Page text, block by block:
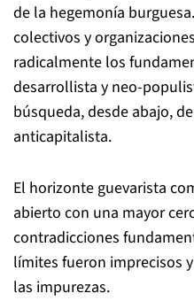
de la hegemonía
colectivos y
radicalmente los
desarrollista y neo-
búsqueda, desde abajo,
anticapitalista.
El horizonte guevarista
abierto con una mayor
contradicciones
límites fueron imprecisos
las impurezas.